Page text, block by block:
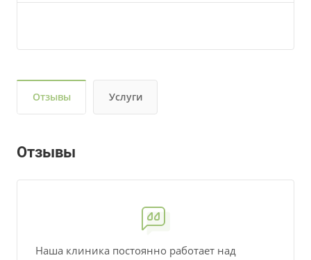
Отзывы Услуги
Отзывы
Наша клиника постоянно работает над